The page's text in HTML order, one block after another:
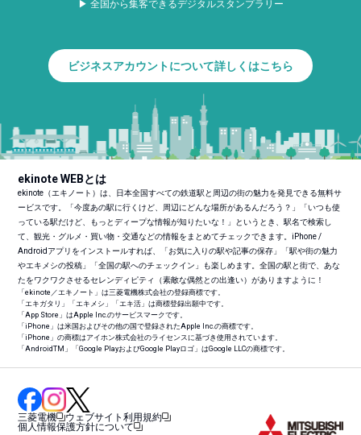
▶ 全国から集客できるデジタルスタンプラリー
ビジネスアカウントについて詳しくはこちら
ekinote WEBとは
ekinote（エキノート）は、日本全国すべての鉄道駅と周辺の街の魅力を発見できる無料サ
ービスです。「今度あの駅に行くけど、周辺にどんな場所があるんだろう？」「いつも使
っている駅だけど、もっとディープな情報が知りたいな！」というとき、駅名で検索し
て、観光・グルメ・買い物・交通などの情報をまとめてチェックできます。iPhone /
Androidアプリをインストールすれば、「お気に入りの駅や記事の保存」「駅や街の魅力
やエキメシの投稿」「全国の駅へのチェックイン」も楽しめます。全国の駅と街で、あな
たをワクワクさせるセレンディピティ（素敵な偶然との出逢い）がありますように！
「ekinote／エキノート」は三菱電機株式会社の登録商標です。
「エキガタリ」「エキメシ」「エキ活」は商標登録出願中です。
「App Store」はApple Inc.のサービスマークです。
「iPhone」は米国およびその他の国で登録されたApple Inc.の商標です。
「iPhone」の商標はアイホン株式会社のライセンスに基づき使用されています。
「AndroidTM 」「Google PlayおよびGoogle Playロゴ」はGoogle LLCの商標です。
三菱電機
ウェブサイト利用規約
個人情報保護方針について